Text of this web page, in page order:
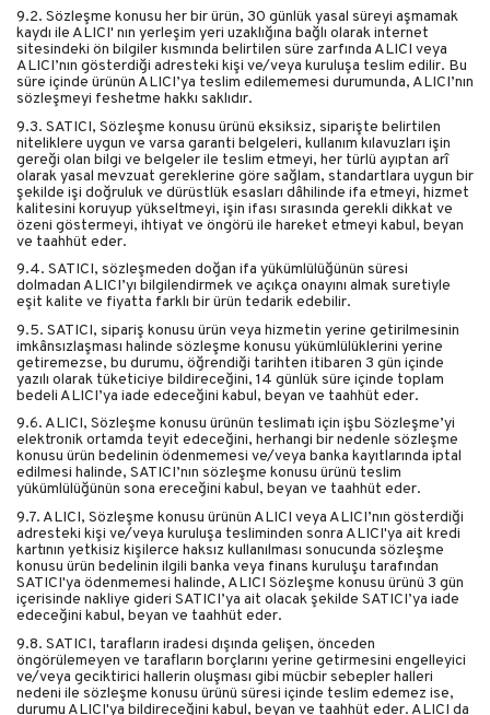
9.2. Sözleşme konusu her bir ürün, 30 günlük yasal süreyi aşmamak
kaydı ile ALICI' nın yerleşim yeri uzaklığına bağlı olarak internet
sitesindeki ön bilgiler kısmında belirtilen süre zarfında ALICI veya
ALICI’nın gösterdiği adresteki kişi ve/veya kuruluşa teslim edilir. Bu
süre içinde ürünün ALICI’ya teslim edilememesi durumunda, ALICI’nın
sözleşmeyi feshetme hakkı saklıdır.
9.3. SATICI, Sözleşme konusu ürünü eksiksiz, siparişte belirtilen
niteliklere uygun ve varsa garanti belgeleri, kullanım kılavuzları işin
gereği olan bilgi ve belgeler ile teslim etmeyi, her türlü ayıptan arî
olarak yasal mevzuat gereklerine göre sağlam, standartlara uygun bir
şekilde işi doğruluk ve dürüstlük esasları dâhilinde ifa etmeyi, hizmet
kalitesini koruyup yükseltmeyi, işin ifası sırasında gerekli dikkat ve
özeni göstermeyi, ihtiyat ve öngörü ile hareket etmeyi kabul, beyan
ve taahhüt eder.
9.4. SATICI, sözleşmeden doğan ifa yükümlülüğünün süresi
dolmadan ALICI’yı bilgilendirmek ve açıkça onayını almak suretiyle
eşit kalite ve fiyatta farklı bir ürün tedarik edebilir.
9.5. SATICI, sipariş konusu ürün veya hizmetin yerine getirilmesinin
imkânsızlaşması halinde sözleşme konusu yükümlülüklerini yerine
getiremezse, bu durumu, öğrendiği tarihten itibaren 3 gün içinde
yazılı olarak tüketiciye bildireceğini, 14 günlük süre içinde toplam
bedeli ALICI’ya iade edeceğini kabul, beyan ve taahhüt eder.
9.6. ALICI, Sözleşme konusu ürünün teslimatı için işbu Sözleşme’yi
elektronik ortamda teyit edeceğini, herhangi bir nedenle sözleşme
konusu ürün bedelinin ödenmemesi ve/veya banka kayıtlarında iptal
edilmesi halinde, SATICI’nın sözleşme konusu ürünü teslim
yükümlülüğünün sona ereceğini kabul, beyan ve taahhüt eder.
9.7. ALICI, Sözleşme konusu ürünün ALICI veya ALICI’nın gösterdiği
adresteki kişi ve/veya kuruluşa tesliminden sonra ALICI'ya ait kredi
kartının yetkisiz kişilerce haksız kullanılması sonucunda sözleşme
konusu ürün bedelinin ilgili banka veya finans kuruluşu tarafından
SATICI'ya ödenmemesi halinde, ALICI Sözleşme konusu ürünü 3 gün
içerisinde nakliye gideri SATICI’ya ait olacak şekilde SATICI’ya iade
edeceğini kabul, beyan ve taahhüt eder.
9.8. SATICI, tarafların iradesi dışında gelişen, önceden
öngörülemeyen ve tarafların borçlarını yerine getirmesini engelleyici
ve/veya geciktirici hallerin oluşması gibi mücbir sebepler halleri
nedeni ile sözleşme konusu ürünü süresi içinde teslim edemez ise,
durumu ALICI'ya bildireceğini kabul, beyan ve taahhüt eder. ALICI da